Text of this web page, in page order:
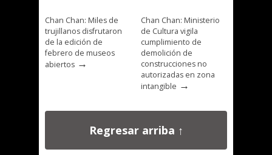
Chan Chan: Miles de
trujillanos disfrutaron
de la edición de
febrero de museos
abiertos →
Chan Chan: Ministerio
de Cultura vigila
cumplimiento de
demolición de
construcciones no
autorizadas en zona
intangible →
Regresar arriba ↑